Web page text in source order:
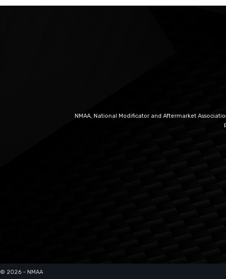
NMAA, National Modificator and Aftermarket
© 2026 - NMAA